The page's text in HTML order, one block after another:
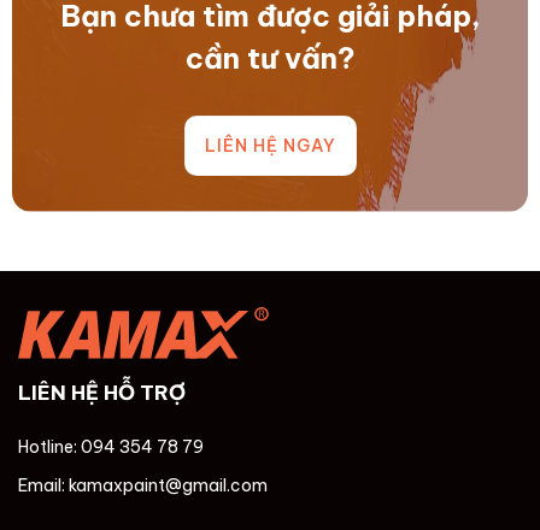
Bạn chưa tìm được giải pháp,
cần tư vấn?
LIÊN HỆ NGAY
LIÊN HỆ HỖ TRỢ
Hotline: 094 354 78 79
Email: kamaxpaint@gmail.com